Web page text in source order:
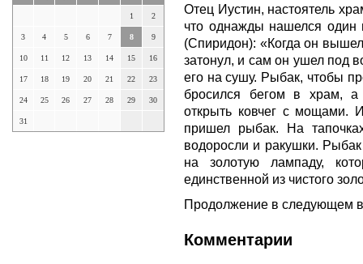
1 2
3 4 5 6 7 8 9
10 11 12 13 14 15 16
17 18 19 20 21 22 23
24 25 26 27 28 29 30
31
Отец Иустин, настоятель
что однажды нашелся
(Спиридон): «Когда он
затонул, и сам он ушел под
его на сушу. Рыбак, чтобы
бросился бегом в храм,
открыть ковчег с мощами.
пришел рыбак. На
водоросли и ракушки.
на золотую лампаду,
единственной из чистого
Продолжение в следующем
Комментарии